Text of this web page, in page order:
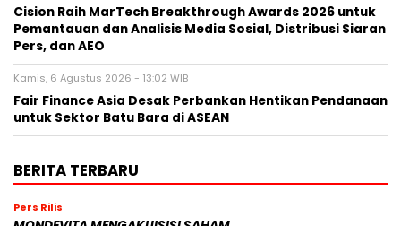
Cision Raih MarTech Breakthrough Awards 2026 untuk
Pemantauan dan Analisis Media Sosial, Distribusi Siaran
Pers, dan AEO
Kamis, 6 Agustus 2026 - 13:02 WIB
Fair Finance Asia Desak Perbankan Hentikan Pendanaan
untuk Sektor Batu Bara di ASEAN
BERITA TERBARU
Pers Rilis